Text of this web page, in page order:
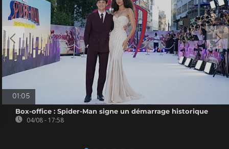
01:05
Box-office : Spider-Man signe un démarrage historique
04/08 - 17:58